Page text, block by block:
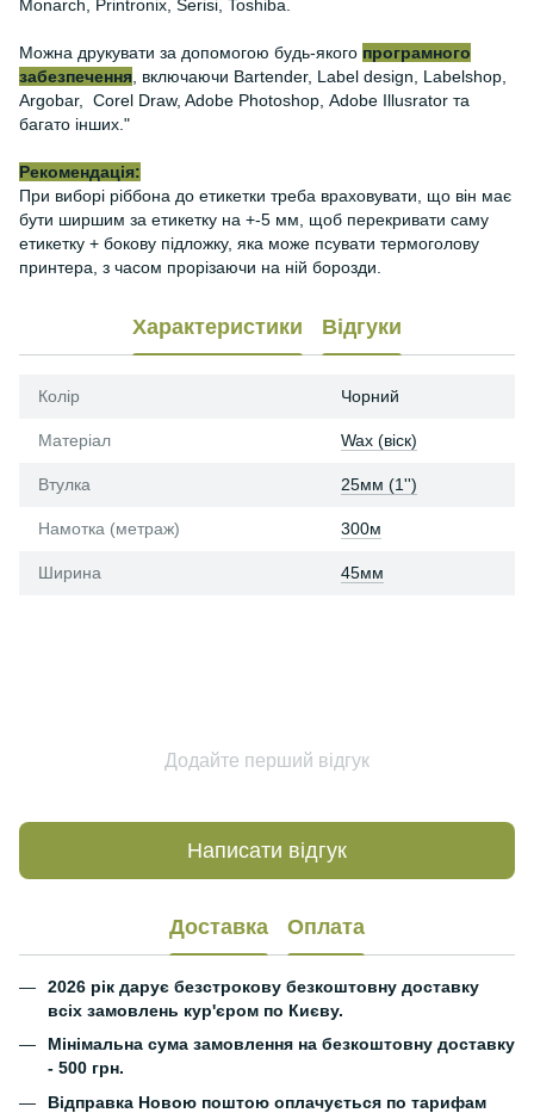
Monarch, Printronix, Serisi, Toshiba.
Можна друкувати за допомогою будь-якого програмного
забезпечення , включаючи Bartender, Label design, Labelshop,
Argobar, Corel Draw, Adobe Photoshop, Adobe Illusrator та
багато інших."
Рекомендація:
При виборі ріббона до етикетки треба враховувати, що він має
бути ширшим за етикетку на +-5 мм, щоб перекривати саму
етикетку + бокову підложку, яка може псувати термоголову
принтера, з часом прорізаючи на ній борозди.
Характеристики Відгуки
Колір Чорний
Матеріал Wax (віск)
Втулка 25мм (1'')
Намотка (метраж) 300м
Ширина 45мм
Додайте перший відгук
Написати відгук
Доставка Оплата
2026 рік дарує безстрокову безкоштовну доставку
всіх замовлень кур'єром по Києву.
Мінімальна сума замовлення на безкоштовну доставку
- 500 грн.
Відправка Новою поштою оплачується по тарифам